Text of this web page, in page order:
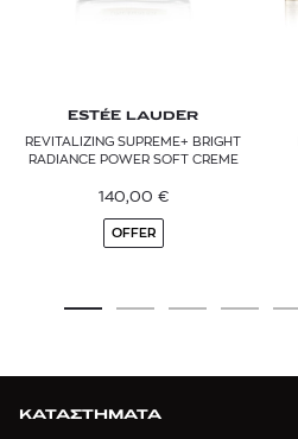
ESTÉE LAUDER
REVITALIZING SUPREME+ BRIGHT
RADIANCE POWER SOFT CREME
140,00 €
OFFER
ΚΑΤΑΣΤΗΜΑΤΑ